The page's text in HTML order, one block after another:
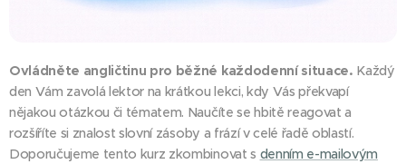
Ovládněte angličtinu pro běžné každodenní situace. Každý
den Vám zavolá lektor na krátkou lekci, kdy Vás překvapí
nějakou otázkou či tématem. Naučíte se hbitě reagovat a
rozšíříte si znalost slovní zásoby a frází v celé řadě oblastí.
Doporučujeme tento kurz zkombinovat s denním e-mailovým